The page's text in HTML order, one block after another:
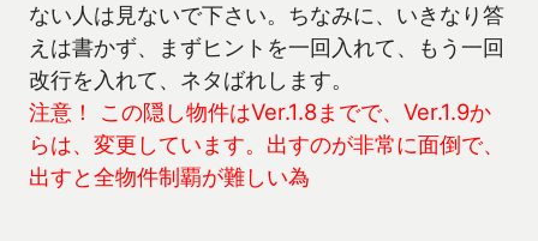
ない人は見ないで下さい。ちなみに、いきなり答
えは書かず、まずヒントを一回入れて、もう一回
改行を入れて、ネタばれします。
注意！ この隠し物件はVer.1.8までで、Ver.1.9か
らは、変更しています。出すのが非常に面倒で、
出すと全物件制覇が難しい為